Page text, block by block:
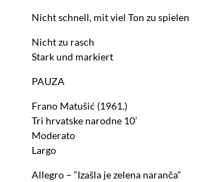
Nicht schnell, mit viel Ton zu spielen
Nicht zu rasch
Stark und markiert
PAUZA
Frano Matušić (1961.)
Tri hrvatske narodne 10’
Moderato
Largo
Allegro – “Izašla je zelena naranča”